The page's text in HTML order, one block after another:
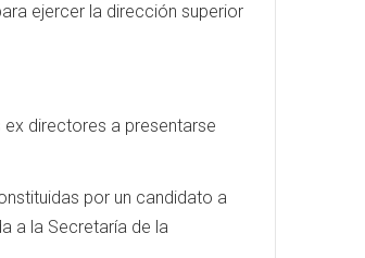
ejercer la dirección superior
directores a presentarse
por un candidato a
a la Secretaría de la